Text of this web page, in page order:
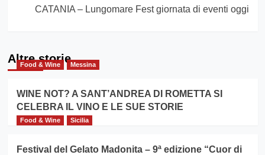
CATANIA – Lungomare Fest giornata di eventi oggi
Altre storie
Food & Wine Messina
WINE NOT? A SANT’ANDREA DI ROMETTA SI
CELEBRA IL VINO E LE SUE STORIE
Food & Wine Sicilia
Festival del Gelato Madonita – 9ª edizione “Cuor di